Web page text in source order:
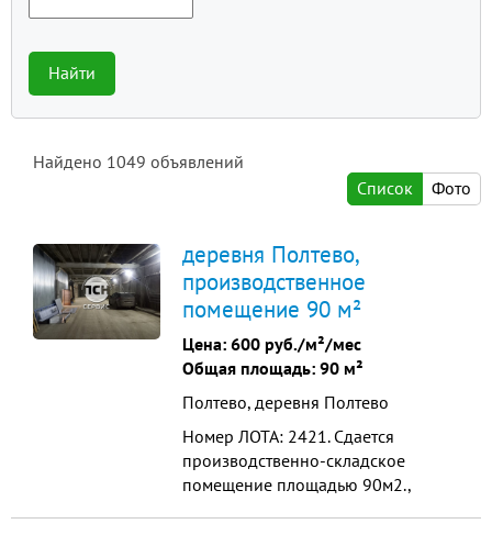
Найти
Найдено 1049 объявлений
Список
Фото
деревня Полтево,
производственное
помещение 90 м²
Цена: 600 руб./м²/мес
Общая площадь: 90 м²
Полтево, деревня Полтево
Номер ЛОТА: 2421. Сдается
производственно-складское
помещение площадью 90м2.,